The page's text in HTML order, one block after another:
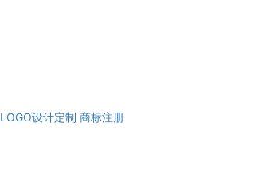
LOGO设计定制 商标注册